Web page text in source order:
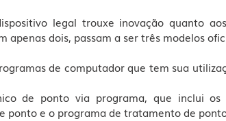
legal trouxe inovação quanto
apenas dois, passam a ser três modelos
de computador que tem sua
de ponto via programa, que inclui os
ponto e o programa de tratamento de